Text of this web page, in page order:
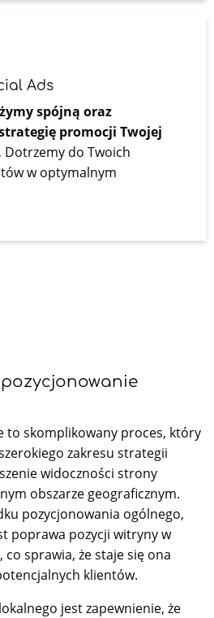
Ads
spójną oraz
promocji Twojej
Dotrzemy do Twoich
w optymalnym
to skomplikowany proces, który
zakresu strategii
widoczności strony
obszarze geograficznym.
pozycjonowania ogólnego,
poprawa pozycji witryny w
sprawia, że staje się ona
klientów.
jest zapewnienie, że